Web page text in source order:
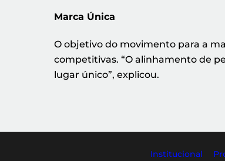
Marca Única
O objetivo do movimento para a
competitivas. “O alinhamento de
lugar único”, explicou.
Institucional